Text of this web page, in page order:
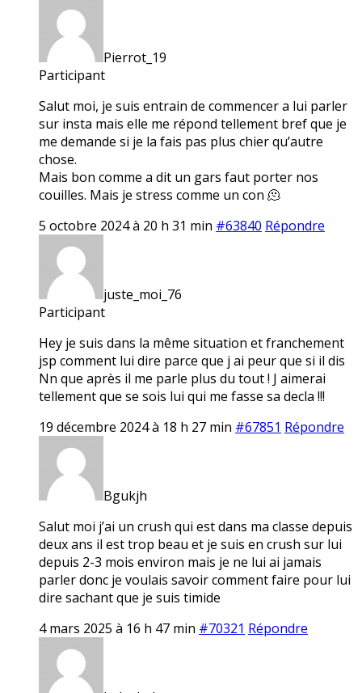
Pierrot_19
Participant
Salut moi, je suis entrain de commencer a lui parler
sur insta mais elle me répond tellement bref que je
me demande si je la fais pas plus chier qu’autre
chose.
Mais bon comme a dit un gars faut porter nos
couilles. Mais je stress comme un con 🫠
5 octobre 2024 à 20 h 31 min #63840 Répondre
juste_moi_76
Participant
Hey je suis dans la même situation et franchement
jsp comment lui dire parce que j ai peur que si il dis
Nn que après il me parle plus du tout ! J aimerai
tellement que se sois lui qui me fasse sa decla !!!
19 décembre 2024 à 18 h 27 min #67851 Répondre
Bgukjh
Salut moi j’ai un crush qui est dans ma classe depuis
deux ans il est trop beau et je suis en crush sur lui
depuis 2-3 mois environ mais je ne lui ai jamais
parler donc je voulais savoir comment faire pour lui
dire sachant que je suis timide
4 mars 2025 à 16 h 47 min #70321 Répondre